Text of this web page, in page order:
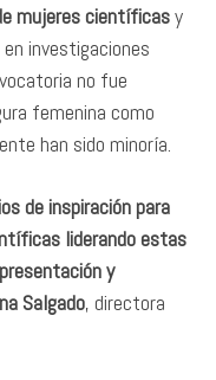
mujeres científicasy
investigaciones
no fue
femenina como
han sido minoría.
de inspiración para
liderando estas
y
Salgado, directora